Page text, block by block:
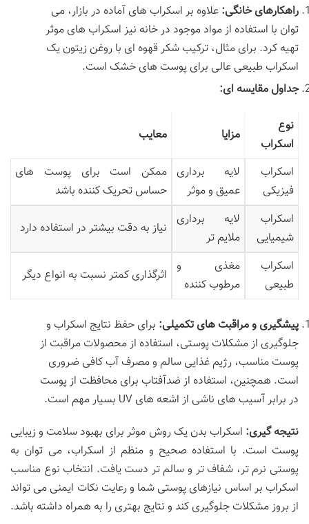
راهکارهای خانگی: علاوه بر اسکراب های آماده در بازار، می
توان با استفاده از مواد موجود در خانه نیز اسکراب های موثر
تهیه کرد. برای مثال، ترکیب شکر قهوه ای با روغن زیتون یک
اسکراب طبیعی عالی برای پوست های خشک است.
جداول مقایسه ای:
نوع
اسکراب
مزایا معایب
اسکراب
فیزیکی
لایه برداری
عمیق و موثر
ممکن است برای پوست های
حساس تحریک کننده باشد
اسکراب
شیمیایی
لایه برداری
ملایم تر
نیاز به دقت بیشتر در استفاده دارد
اسکراب
طبیعی
مغذی و
مرطوب کننده
اثرگذاری کمتر نسبت به انواع دیگر
پیشگیری و مراقبت های تکمیلی: برای حفظ نتایج اسکراب و
جلوگیری از مشکلات پوستی، استفاده از محصولات مراقبت از
پوست مناسب، رژیم غذایی سالم و مصرف آب کافی ضروری
است. همچنین، استفاده از ضدآفتاب برای محافظت از پوست
در برابر آسیب های ناشی از اشعه های UV بسیار مهم است.
نتیجه گیری: اسکراب بدن یک روش موثر برای بهبود سلامت و زیبایی
پوست است. با استفاده صحیح و منظم از اسکراب، می توان به
پوستی نرم تر، شفاف تر و سالم تر دست یافت. انتخاب نوع مناسب
اسکراب بر اساس نیازهای پوستی شما و رعایت نکات ایمنی می تواند
از بروز مشکلات جلوگیری کند و نتایج بهتری را به همراه داشته باشد.